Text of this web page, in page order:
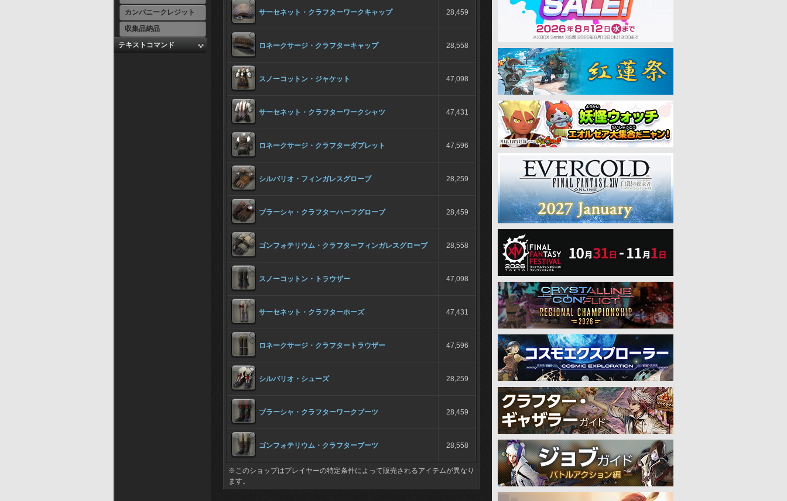
カンパニークレジット
収集品納品
テキストコマンド
サーセネット・クラフターワークキャップ 28,459
ロネークサージ・クラフターキャップ 28,558
スノーコットン・ジャケット 47,098
サーセネット・クラフターワークシャツ 47,431
ロネークサージ・クラフターダブレット 47,596
シルバリオ・フィンガレスグローブ 28,259
ブラーシャ・クラフターハーフグローブ 28,459
ゴンフォテリウム・クラフターフィンガレスグローブ 28,558
スノーコットン・トラウザー 47,098
サーセネット・クラフターホーズ 47,431
ロネークサージ・クラフタートラウザー 47,596
シルバリオ・シューズ 28,259
ブラーシャ・クラフターワークブーツ 28,459
ゴンフォテリウム・クラフターブーツ 28,558
※このショップはプレイヤーの特定条件によって販売されるアイテムが異なり
ます。